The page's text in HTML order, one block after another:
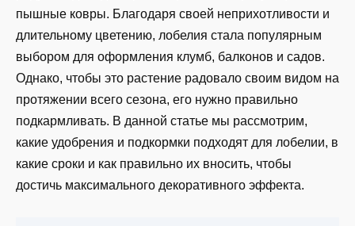
пышные ковры. Благодаря своей неприхотливости и
длительному цветению, лобелия стала популярным
выбором для оформления клумб, балконов и садов.
Однако, чтобы это растение радовало своим видом на
протяжении всего сезона, его нужно правильно
подкармливать. В данной статье мы рассмотрим,
какие удобрения и подкормки подходят для лобелии, в
какие сроки и как правильно их вносить, чтобы
достичь максимального декоративного эффекта.